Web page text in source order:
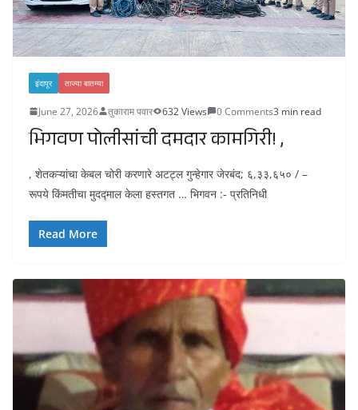
इंदापूर ताज्या बातम्या
June 27, 2026 तुकाराम पवार 632 Views 0 Comments3 min read
भिगवण पोलीसांची दमदार कामगिरी! ,
, शेतकऱ्यांचा केबल चोरी करणारे अटट्ल गुन्हेगार जेरबंद; ६,३३,६५० / –
रूपये किंमतीचा मुदद्माल केला हस्तगत … भिगवन :- प्रतिनिधी
Read More